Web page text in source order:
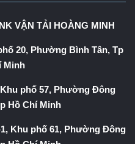
VẬN TẢI HOÀNG MINH
20, Phường Bình Tân, Tp
Minh
phố 57, Phường Đông
Hồ Chí Minh
Khu phố 61, Phường Đông